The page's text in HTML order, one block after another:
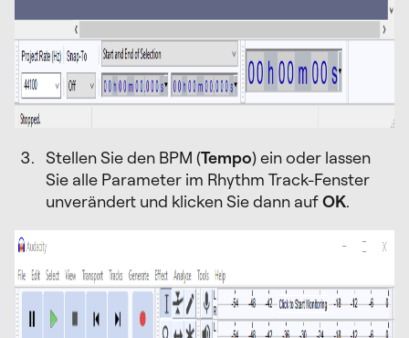
Stellen Sie den BPM (Tempo) ein oder lassen
Sie alle Parameter im Rhythm Track-Fenster
unverändert und klicken Sie dann aufOK.